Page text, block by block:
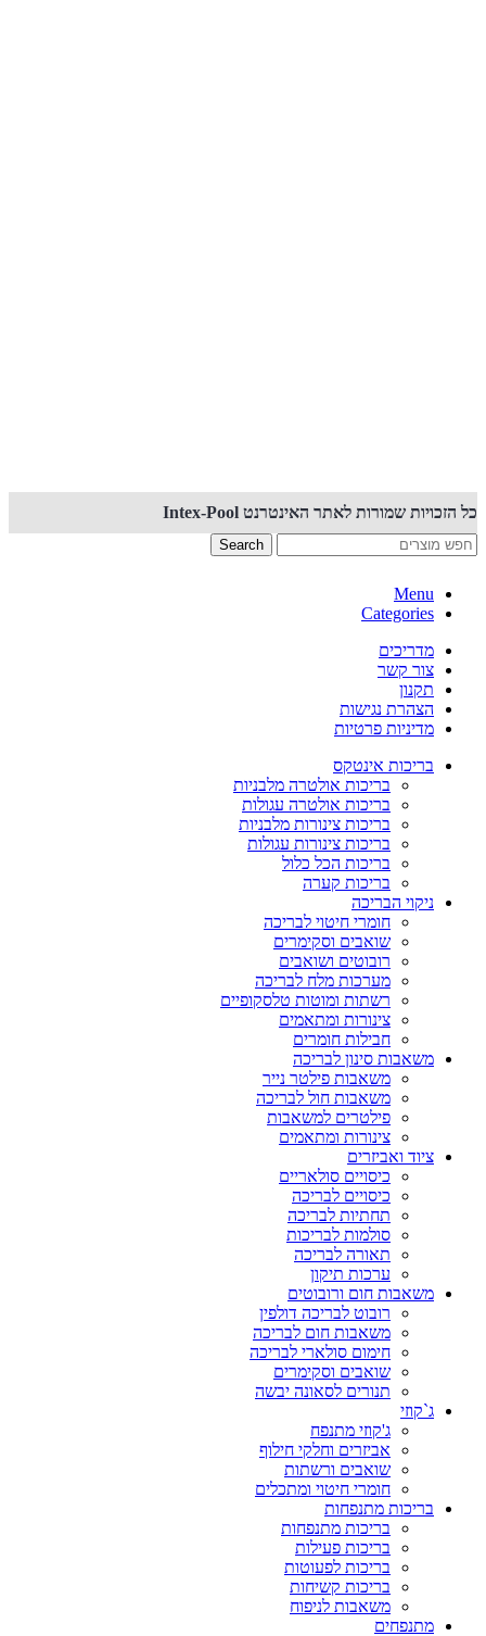
כל הזכויות שמורות לאתר האינטרנט Intex-Pool
Search
Menu
Categories
מדריכים
צור קשר
תקנון
הצהרת נגישות
מדיניות פרטיות
בריכות אינטקס
בריכות אולטרה מלבניות
בריכות אולטרה עגולות
בריכות צינורות מלבניות
בריכות צינורות עגולות
בריכות הכל כלול
בריכות קערה
ניקוי הבריכה
חומרי חיטוי לבריכה
שואבים וסקימרים
רובוטים ושואבים
מערכות מלח לבריכה
רשתות ומוטות טלסקופיים
צינורות ומתאמים
חבילות חומרים
משאבות סינון לבריכה
משאבות פילטר נייר
משאבות חול לבריכה
פילטרים למשאבות
צינורות ומתאמים
ציוד ואביזרים
כיסויים סולאריים
כיסויים לבריכה
תחתיות לבריכה
סולמות לבריכות
תאורה לבריכה
ערכות תיקון
משאבות חום ורובוטים
רובוט לבריכה דולפין
משאבות חום לבריכה
חימום סולארי לבריכה
שואבים וסקימרים
תנורים לסאונה יבשה
ג`קוזי
ג'קוזי מתנפח
אביזרים וחלקי חילוף
שואבים ורשתות
חומרי חיטוי ומתכלים
בריכות מתנפחות
בריכות מתנפחות
בריכות פעילות
בריכות לפעוטות
בריכות קשיחות
משאבות לניפוח
מתנפחים